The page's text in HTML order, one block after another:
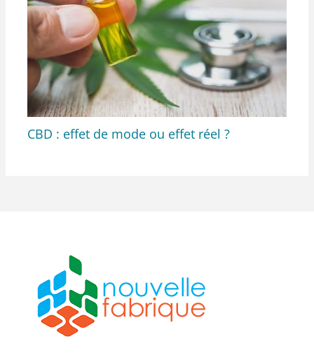
CBD : effet de mode ou effet réel ?